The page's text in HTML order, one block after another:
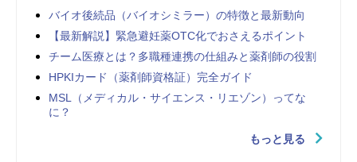
バイオ後続品（バイオシミラー）の特徴と最新動向
【最新解説】緊急避妊薬OTC化でおさえるポイント
チーム医療とは？多職種連携の仕組みと薬剤師の役割
HPKIカード（薬剤師資格証）完全ガイド
MSL（メディカル・サイエンス・リエゾン）ってな
に？
もっと見る